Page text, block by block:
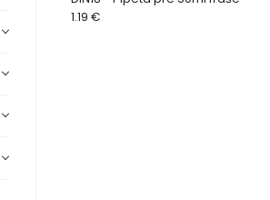
1.19 €